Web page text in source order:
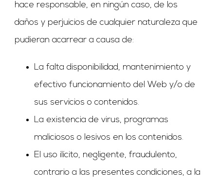
hace responsable, en ningún caso, de los
daños y perjuicios de cualquier naturaleza que
pudieran acarrear a causa de:
La falta disponibilidad, mantenimiento y
efectivo funcionamiento del Web y/o de
sus servicios o contenidos.
La existencia de virus, programas
maliciosos o lesivos en los contenidos.
El uso ilícito, negligente, fraudulento,
contrario a las presentes condiciones, a la